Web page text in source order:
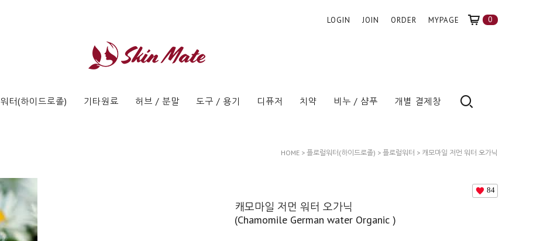
LOGIN JOIN ORDER MYPAGE 0
터(하이드로졸) 기타원료 허브 / 분말 도구 / 용기 디퓨저 치약 비누 / 샴푸 개별 결제창
HOME > 플로럴워터(하이드로졸) > 플로럴워터 > 캐모마일 저먼 워터 오가닉
84
캐모마일 저먼 워터 오가닉
(Chamomile German water Organic )